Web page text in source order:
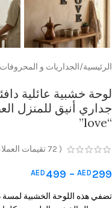
الرئيسية/الجداريات و المحروفات
لوحة خشبية عائلية
“love”
(
72 تقيمات
AED 299
–
AED 499
تضفي هذه اللوحة الخشبية